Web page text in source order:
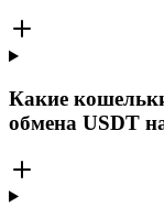
Какие
обмена USDT